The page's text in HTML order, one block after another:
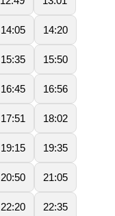
14:05 14:20
15:35 15:50
16:45 16:56
17:51 18:02
19:15 19:35
20:50 21:05
22:20 22:35